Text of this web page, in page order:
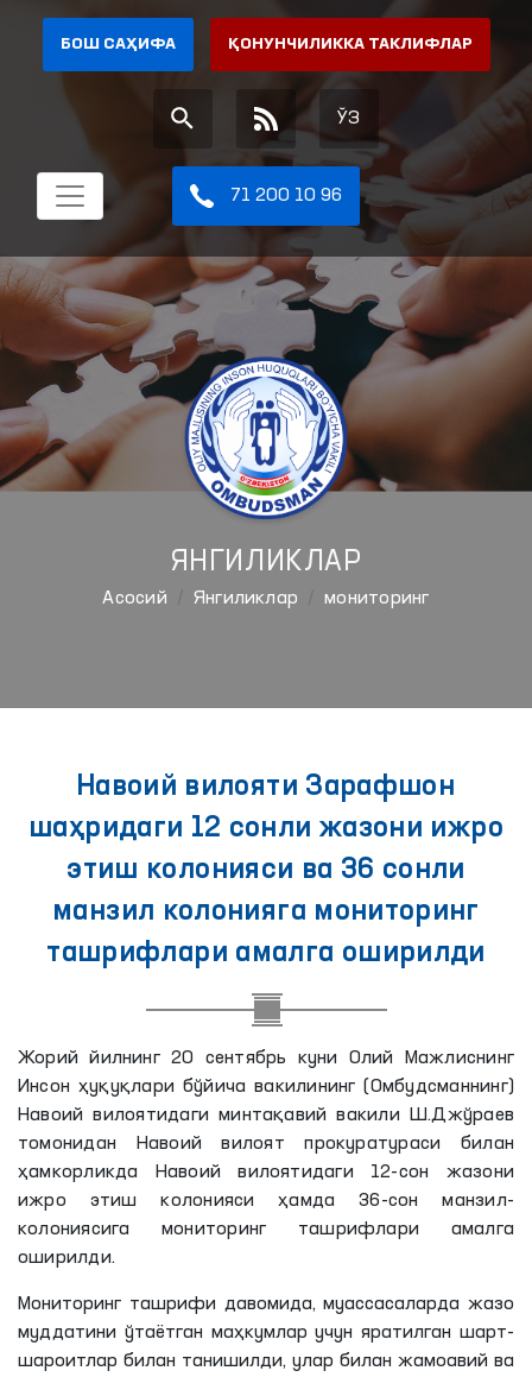
БОШ САҲИФА ҚОНУНЧИЛИККА ТАКЛИФЛАР
ЎЗ
71 200 10 96
ЯНГИЛИКЛАР
Aсосий Янгиликлар мониторинг
Навоий вилояти Зарафшон
шаҳридаги 12 сонли жазони ижро
этиш колонияси ва 36 сонли
манзил колонияга мониторинг
ташрифлари амалга оширилди
Жорий йилнинг 20 сентябрь куни Олий Мажлиснинг
Инсон ҳуқуқлари бўйича вакилининг (Омбудсманнинг)
Навоий вилоятидаги минтақавий вакили Ш.Джўраев
томонидан Навоий вилоят прокуратураси билан
ҳамкорликда Навоий вилоятидаги 12-сон жазони
ижро этиш колонияси ҳамда 36-сон манзил-
колониясига мониторинг ташрифлари амалга
оширилди.
Мониторинг ташрифи давомида, муассасаларда жазо
муддатини ўтаётган маҳкумлар учун яратилган шарт-
шароитлар билан танишилди, улар билан жамоавий ва